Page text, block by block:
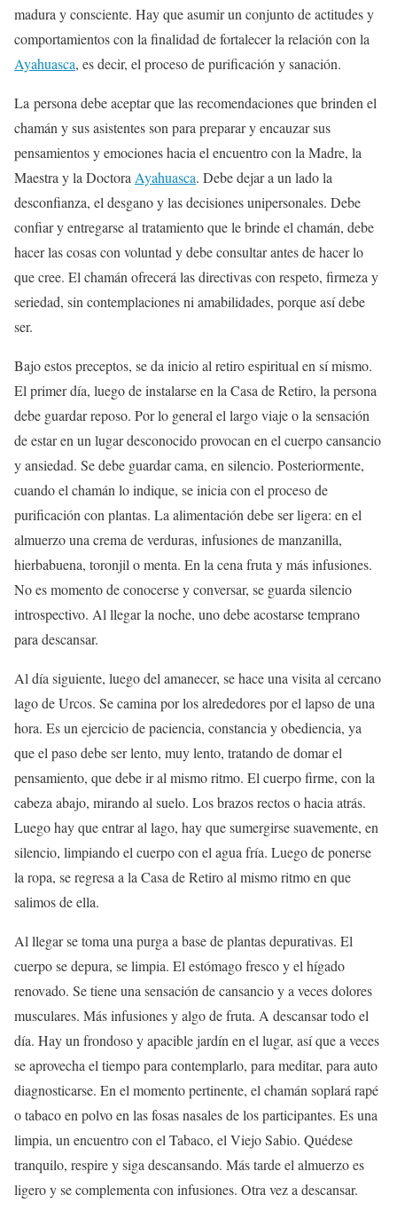
madura y consciente. Hay que asumir un conjunto de actitudes y
comportamientos con la finalidad de fortalecer la relación con la
Ayahuasca, es decir, el proceso de purificación y sanación.
La persona debe aceptar que las recomendaciones que brinden el
chamán y sus asistentes son para preparar y encauzar sus
pensamientos y emociones hacia el encuentro con la Madre, la
Maestra y la Doctora Ayahuasca. Debe dejar a un lado la
desconfianza, el desgano y las decisiones unipersonales. Debe
confiar y entregarse al tratamiento que le brinde el chamán, debe
hacer las cosas con voluntad y debe consultar antes de hacer lo
que cree. El chamán ofrecerá las directivas con respeto, firmeza y
seriedad, sin contemplaciones ni amabilidades, porque así debe
ser.
Bajo estos preceptos, se da inicio al retiro espiritual en sí mismo.
El primer día, luego de instalarse en la Casa de Retiro, la persona
debe guardar reposo. Por lo general el largo viaje o la sensación
de estar en un lugar desconocido provocan en el cuerpo cansancio
y ansiedad. Se debe guardar cama, en silencio. Posteriormente,
cuando el chamán lo indique, se inicia con el proceso de
purificación con plantas. La alimentación debe ser ligera: en el
almuerzo una crema de verduras, infusiones de manzanilla,
hierbabuena, toronjil o menta. En la cena fruta y más infusiones.
No es momento de conocerse y conversar, se guarda silencio
introspectivo. Al llegar la noche, uno debe acostarse temprano
para descansar.
Al día siguiente, luego del amanecer, se hace una visita al cercano
lago de Urcos. Se camina por los alrededores por el lapso de una
hora. Es un ejercicio de paciencia, constancia y obediencia, ya
que el paso debe ser lento, muy lento, tratando de domar el
pensamiento, que debe ir al mismo ritmo. El cuerpo firme, con la
cabeza abajo, mirando al suelo. Los brazos rectos o hacia atrás.
Luego hay que entrar al lago, hay que sumergirse suavemente, en
silencio, limpiando el cuerpo con el agua fría. Luego de ponerse
la ropa, se regresa a la Casa de Retiro al mismo ritmo en que
salimos de ella.
Al llegar se toma una purga a base de plantas depurativas. El
cuerpo se depura, se limpia. El estómago fresco y el hígado
renovado. Se tiene una sensación de cansancio y a veces dolores
musculares. Más infusiones y algo de fruta. A descansar todo el
día. Hay un frondoso y apacible jardín en el lugar, así que a veces
se aprovecha el tiempo para contemplarlo, para meditar, para auto
diagnosticarse. En el momento pertinente, el chamán soplará rapé
o tabaco en polvo en las fosas nasales de los participantes. Es una
limpia, un encuentro con el Tabaco, el Viejo Sabio. Quédese
tranquilo, respire y siga descansando. Más tarde el almuerzo es
ligero y se complementa con infusiones. Otra vez a descansar.